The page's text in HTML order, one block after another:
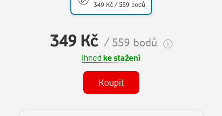
349 Kč / 559 bodů
349 Kč / 559 bodů
Ihned ke stažení
Koupit
Některé kapitoly již máte zakoupeny.